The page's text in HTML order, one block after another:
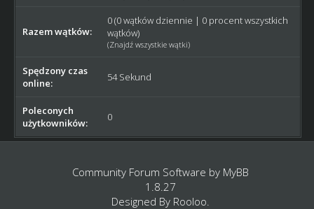
Razem wątków:
0 (0 wątków dziennie | 0 procent wszystkich
wątków)
(Znajdź wszystkie wątki)
Spędzony czas
online:
54 Sekund
Poleconych
użytkowników:
0
Community Forum Software by MyBB
1.8.27
Designed By Rooloo.